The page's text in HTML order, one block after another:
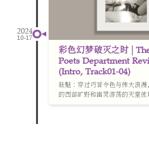
2024
10-17
彩色幻梦破灭之时 |
Poets Department
(Intro, Track01-04)
祛魅：穿过巧言令色与伟大浪
的西部旷野和幽灵游荡的天堂彼